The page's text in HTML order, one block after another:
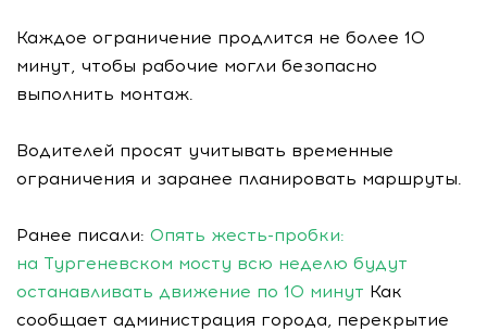
Каждое ограничение продлится не более 10
минут, чтобы рабочие могли безопасно
выполнить монтаж.
Водителей просят учитывать временные
ограничения и заранее планировать маршруты.
Ранее писали: Опять жесть-пробки:
на Тургеневском мосту всю неделю будут
останавливать движение по 10 минут Как
сообщает администрация города, перекрытие